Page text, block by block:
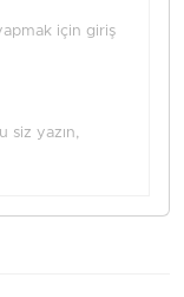
için giriş
siz yazın,